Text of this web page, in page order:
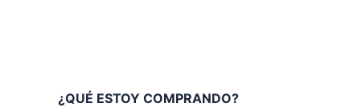
¿QUÉ ESTOY COMPRANDO?